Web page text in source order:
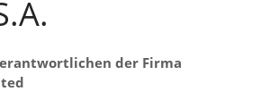
der Firma